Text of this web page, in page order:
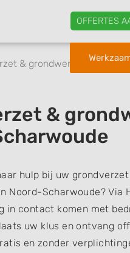
OFFERTES
& grondwerk Noord-
&
hulp bij uw
Noord-Scharwoude? Via
in contact komen met
uw klus en ontvang
en zonder